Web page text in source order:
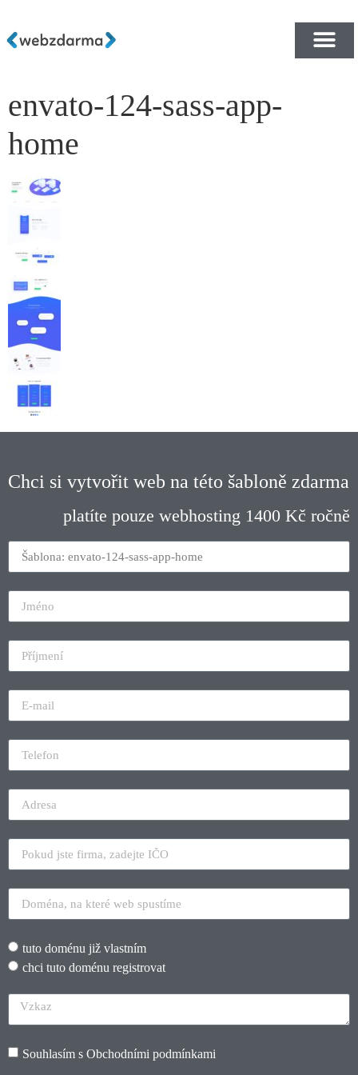
envato-124-sass-app-
home
Chci si vytvořit web na této šabloně zdarma
platíte pouze webhosting 1400 Kč ročně
tuto doménu již vlastním
chci tuto doménu registrovat
Souhlasím s Obchodními podmínkami